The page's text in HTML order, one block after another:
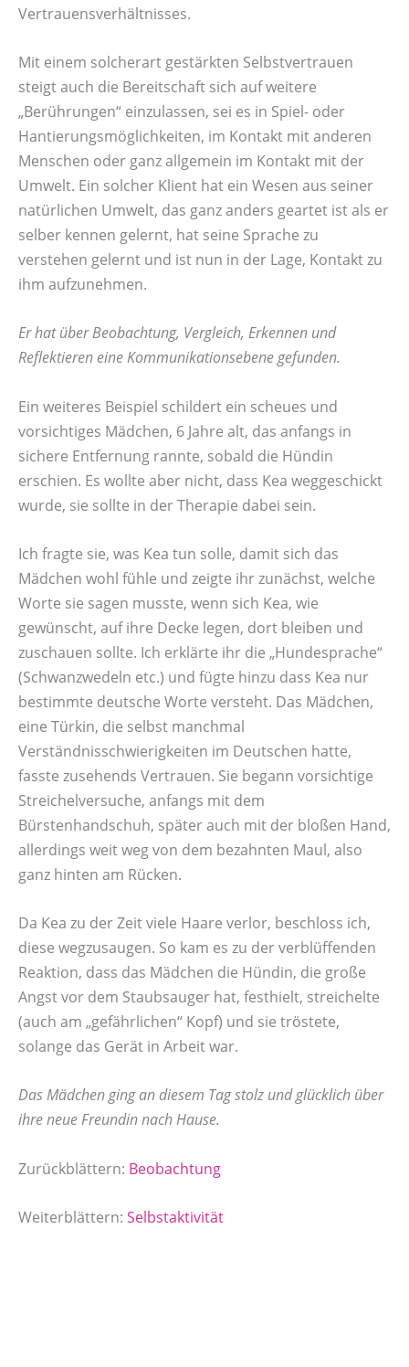
Vertrauensverhältnisses.
Mit einem solcherart gestärkten Selbstvertrauen
steigt auch die Bereitschaft sich auf weitere
„Berührungen“ einzulassen, sei es in Spiel- oder
Hantierungsmöglichkeiten, im Kontakt mit anderen
Menschen oder ganz allgemein im Kontakt mit der
Umwelt. Ein solcher Klient hat ein Wesen aus seiner
natürlichen Umwelt, das ganz anders geartet ist als er
selber kennen gelernt, hat seine Sprache zu
verstehen gelernt und ist nun in der Lage, Kontakt zu
ihm aufzunehmen.
Er hat über Beobachtung, Vergleich, Erkennen und
Reflektieren eine Kommunikationsebene gefunden.
Ein weiteres Beispiel schildert ein scheues und
vorsichtiges Mädchen, 6 Jahre alt, das anfangs in
sichere Entfernung rannte, sobald die Hündin
erschien. Es wollte aber nicht, dass Kea weggeschickt
wurde, sie sollte in der Therapie dabei sein.
Ich fragte sie, was Kea tun solle, damit sich das
Mädchen wohl fühle und zeigte ihr zunächst, welche
Worte sie sagen musste, wenn sich Kea, wie
gewünscht, auf ihre Decke legen, dort bleiben und
zuschauen sollte. Ich erklärte ihr die „Hundesprache“
(Schwanzwedeln etc.) und fügte hinzu dass Kea nur
bestimmte deutsche Worte versteht. Das Mädchen,
eine Türkin, die selbst manchmal
Verständnisschwierigkeiten im Deutschen hatte,
fasste zusehends Vertrauen. Sie begann vorsichtige
Streichelversuche, anfangs mit dem
Bürstenhandschuh, später auch mit der bloßen Hand,
allerdings weit weg von dem bezahnten Maul, also
ganz hinten am Rücken.
Da Kea zu der Zeit viele Haare verlor, beschloss ich,
diese wegzusaugen. So kam es zu der verblüffenden
Reaktion, dass das Mädchen die Hündin, die große
Angst vor dem Staubsauger hat, festhielt, streichelte
(auch am „gefährlichen“ Kopf) und sie tröstete,
solange das Gerät in Arbeit war.
Das Mädchen ging an diesem Tag stolz und glücklich über
ihre neue Freundin nach Hause.
Zurückblättern: Beobachtung
Weiterblättern: Selbstaktivität